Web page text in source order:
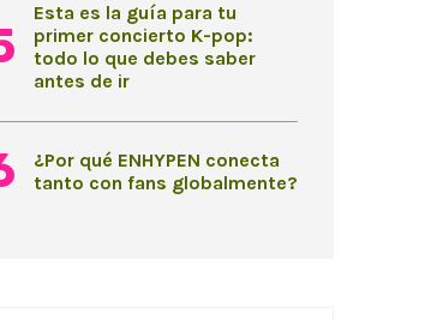
Esta es la guía para tu
primer concierto K-pop:
todo lo que debes saber
antes de ir
¿Por qué ENHYPEN conecta
tanto con fans globalmente?